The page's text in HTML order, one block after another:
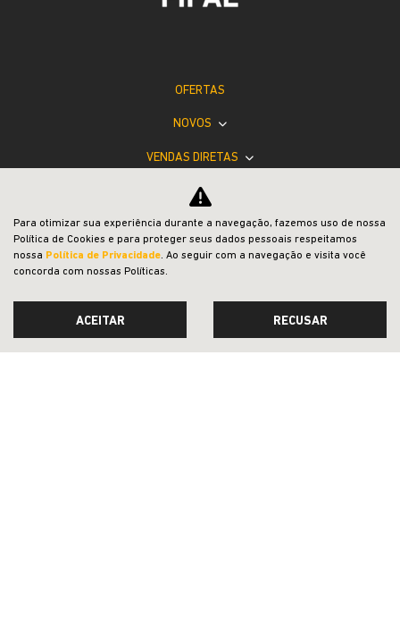
OFERTAS
NOVOS
VENDAS DIRETAS
JEEP ACESSÍVEL
SOLUÇÕES FINANCEIRAS
SEMINOVOS
Para otimizar sua experiência durante a navegação, fazemos uso de nossa
Política de Cookies e para proteger seus dados pessoais respeitamos
nossa Política de Privacidade. Ao seguir com a navegação e visita você
concorda com nossas Políticas.
ACEITAR RECUSAR